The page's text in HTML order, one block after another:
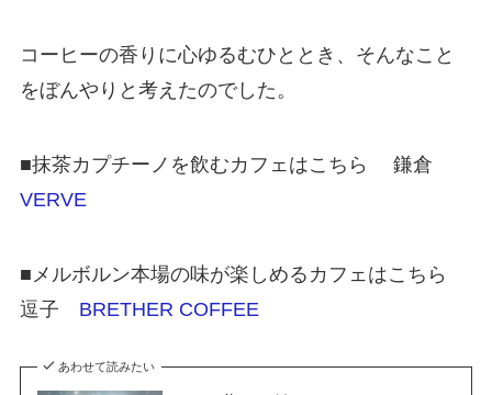
コーヒーの香りに心ゆるむひととき、そんなこと
をぼんやりと考えたのでした。
■抹茶カプチーノを飲むカフェはこちら 鎌倉
VERVE
■メルボルン本場の味が楽しめるカフェはこちら
逗子 BRETHER COFFEE
あわせて読みたい